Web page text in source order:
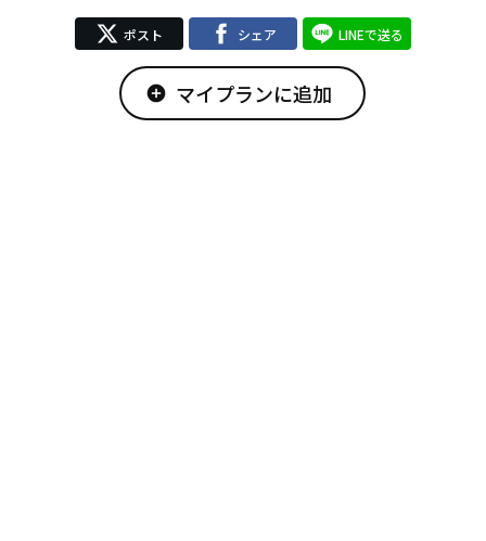
ポスト シェア LINEで送る
add_circle マイプランに追加